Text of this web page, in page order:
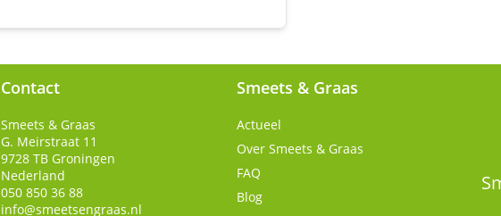
Contact
Smeets & Graas
G. Meirstraat 11
9728 TB Groningen
Nederland
050 850 36 88
info@smeetsengraas.nl
Smeets & Graas
Actueel
Over Smeets & Graas
FAQ
Blog